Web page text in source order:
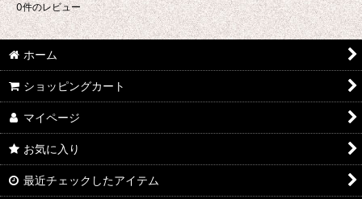
0件のレビュー
ホーム
ショッピングカート
マイページ
お気に入り
最近チェックしたアイテム